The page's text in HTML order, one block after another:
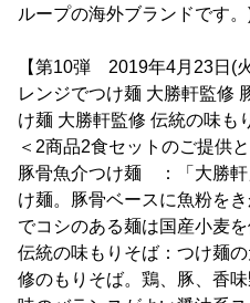
ループの海外ブランドです
【第10弾 2019年4月23日(
レンジでつけ麺 大勝軒監修
け麺 大勝軒監修 伝統の味も
＜2商品2食セットのご提供
豚骨魚介つけ麺 ：「大勝軒
け麺。豚骨ベースに魚粉を
でコシのある麺は国産小麦
伝統の味もりそば：つけ麺
修のもりそば。鶏、豚、香